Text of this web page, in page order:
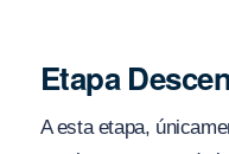
Etapa
A esta etapa,